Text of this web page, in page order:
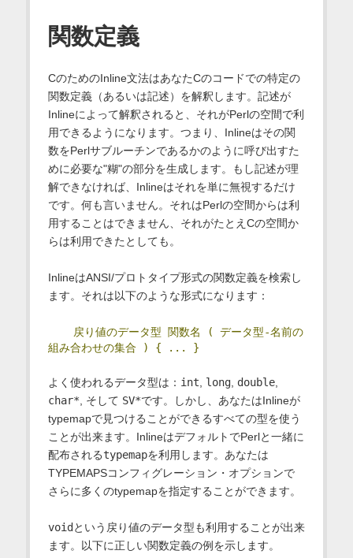
関数定義
CのためのInline文法はあなたCのコードでの特定の
関数定義（あるいは記述）を解釈します。記述が
Inlineによって解釈されると、それがPerlの空間で利
用できるようになります。つまり、Inlineはその関
数をPerlサブルーチンであるかのように呼び出すた
めに必要な"糊"の部分を生成します。もし記述が理
解できなければ、Inlineはそれを単に無視するだけ
です。何も言いません。それはPerlの空間からは利
用することはできません、それがたとえCの空間か
らは利用できたとしても。
InlineはANSI/プロトタイプ形式の関数定義を検索し
ます。それは以下のような形式になります：
戻り値のデータ型 関数名 (
データ型-名前の
組み合わせの集合
) { ... }
よく使われるデータ型は： int long, double,
char* , そして SV*です。しかし、あなたはInlineが
typemapで見つけることができるすべての型を使う
ことが出来ます。InlineはデフォルトでPerlと一緒に
配布されるtypemapを利用します。あなたは
TYPEMAPSコンフィグレーション・オプションで
さらに多くのtypemapを指定することができます。
voidという戻り値のデータ型も利用することが出来
ます。以下に正しい関数定義の例を示します。